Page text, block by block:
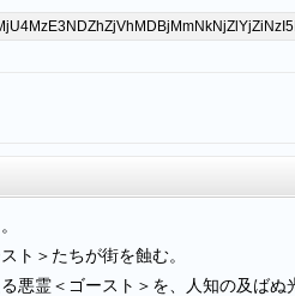
＞たちが街を蝕む。
霊＜ゴースト＞を、人知の及ばぬ